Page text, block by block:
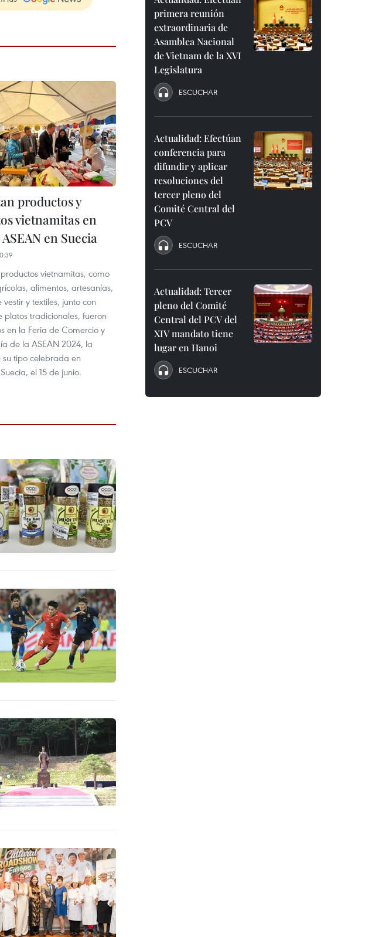
productos y
vietnamitas en
en Suecia
vietnamitas, como
alimentos, artesanías,
y textiles, junto con
platos tradicionales, fueron
en la Feria de Comercio y
de la ASEAN 2024, la
tipo celebrada en
el 15 de junio.
primera reunión
extraordinaria de
Asamblea Nacional
de Vietnam de la XVI
Legislatura
ESCUCHAR
Actualidad: Efectúan
conferencia para
difundir y aplicar
resoluciones del
tercer pleno del
Comité Central del
PCV
ESCUCHAR
Actualidad: Tercer
pleno del Comité
Central del PCV del
XIV mandato tiene
lugar en Hanoi
ESCUCHAR